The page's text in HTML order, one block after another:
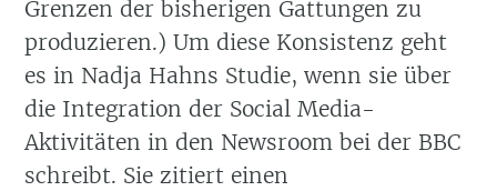
Grenzen der bisherigen Gattungen zu
produzieren.) Um diese Konsistenz geht
es in Nadja Hahns Studie, wenn sie über
die Integration der Social Media-
Aktivitäten in den Newsroom bei der BBC
schreibt. Sie zitiert einen